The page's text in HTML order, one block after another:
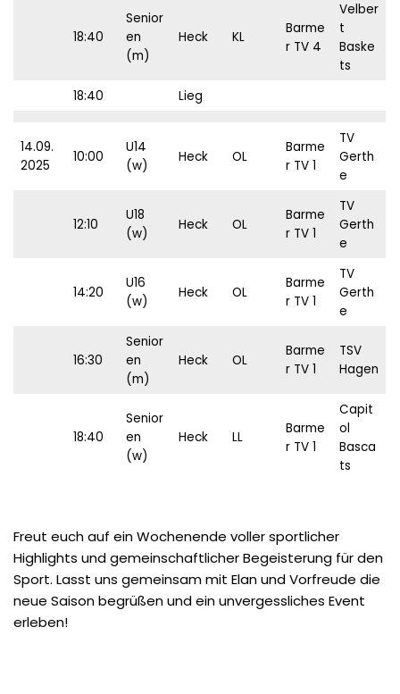
18:40
Senior
en
(m)
Heck KL
Barme
r TV 4
Velber
t
Baske
ts
18:40
Lieg
14.09.
2025
10:00
U14
(w)
Heck OL
Barme
r TV 1
TV
Gerth
e
12:10
U18
(w)
Heck OL
Barme
r TV 1
TV
Gerth
e
14:20
U16
(w)
Heck OL
Barme
r TV 1
TV
Gerth
e
16:30
Senior
en
(m)
Heck OL
Barme
r TV 1
TSV
Hagen
18:40
Senior
en
(w)
Heck LL
Barme
r TV 1
Capit
ol
Basca
ts
Freut euch auf ein Wochenende voller sportlicher
Highlights und gemeinschaftlicher Begeisterung für den
Sport. Lasst uns gemeinsam mit Elan und Vorfreude die
neue Saison begrüßen und ein unvergessliches Event
erleben!